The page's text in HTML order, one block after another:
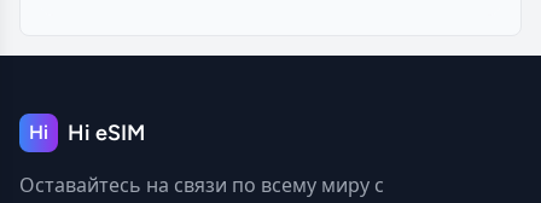
Hi Hi eSIM
Оставайтесь на связи по всему миру с